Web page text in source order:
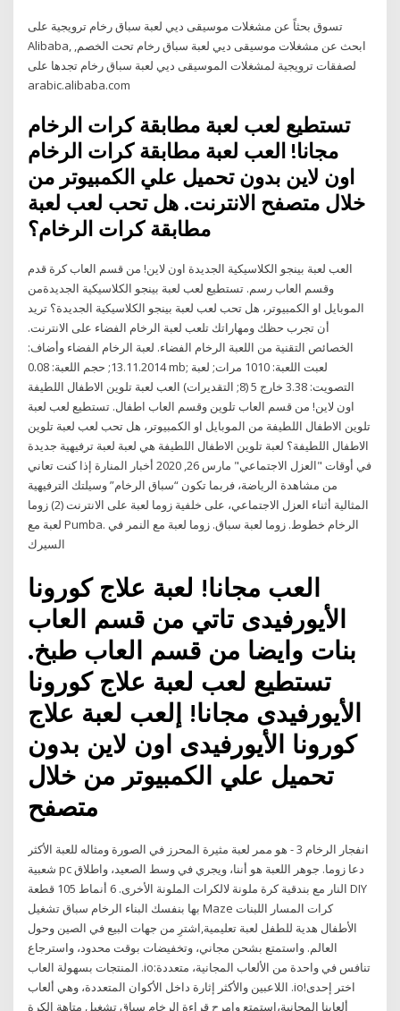
تسوق بحثاً عن مشغلات موسيقى ديي لعبة سباق رخام ترويجية على
Alibaba, ابحث عن مشغلات موسيقى ديي لعبة سباق رخام تحت الخصم,
لصفقات ترويجية لمشغلات الموسيقى ديي لعبة سباق رخام تجدها على
arabic.alibaba.com
تستطيع لعب لعبة مطابقة كرات الرخام
مجانا! العب لعبة مطابقة كرات الرخام
اون لاين بدون تحميل علي الكمبيوتر من
خلال متصفح الانترنت. هل تحب لعب لعبة
مطابقة كرات الرخام؟
العب لعبة بينجو الكلاسيكية الجديدة اون لاين! من قسم العاب كرة قدم
وقسم العاب رسم. تستطيع لعب لعبة بينجو الكلاسيكية الجديدةمن
الموبايل او الكمبيوتر، هل تحب لعب لعبة بينجو الكلاسيكية الجديدة؟ تريد
أن تجرب حظك ومهاراتك تلعب لعبة الرخام الفضاء على الانترنت.
الخصائص التقنية من اللعبة الرخام الفضاء. لعبة الرخام الفضاء وأضاف:
13.11.2014; حجم اللعبة: 0.08 mb; لعبت اللعبة: 1010 مرات; لعبة
التصويت: 3.38 خارج 5 (8; التقديرات) العب لعبة تلوين الاطفال اللطيفة
اون لاين! من قسم العاب تلوين وقسم العاب اطفال. تستطيع لعب لعبة
تلوين الاطفال اللطيفة من الموبايل او الكمبيوتر، هل تحب لعب لعبة تلوين
الاطفال اللطيفة؟ لعبة تلوين الاطفال اللطيفة هي لعبة لعبة ترفيهية جديدة
في أوقات "العزل الاجتماعي" مارس 26, 2020 أخبار المنارة إذا كنت تعاني
من مشاهدة الرياضة، فربما تكون “سباق الرخام” وسيلتك الترفيهية
المثالية أثناء العزل الاجتماعي، على خلفية زوما لعبة على الانترنت (2) زوما
لعبة مع Pumba. الرخام خطوط. زوما لعبة سباق. زوما لعبة مع النمر في
السيرك
العب مجانا! لعبة علاج كورونا
الأيورفيدى تاتي من قسم العاب
بنات وايضا من قسم العاب طبخ.
تستطيع لعب لعبة علاج كورونا
الأيورفيدى مجانا! إلعب لعبة علاج
كورونا الأيورفيدى اون لاين بدون
تحميل علي الكمبيوتر من خلال
متصفح
انفجار الرخام 3 - هو ممر لعبة مثيرة المحرز في الصورة ومثاله للعبة الأكثر
شعبية pc دعا زوما. جوهر اللعبة هو أننا، ويجري في وسط الصعيد، واطلاق
النار مع بندقية كرة ملونة لالكرات الملونة الأخرى. 6 أنماط 105 قطعة DIY
بها بنفسك البناء الرخام سباق تشغيل Maze كرات المسار اللبنات
الأطفال هدية للطفل لعبة تعليمية,اشترِ من جهات البيع في الصين وحول
العالم. واستمتع بشحن مجاني، وتخفيضات بوقت محدود، واسترجاع
المنتجات بسهولة العاب .io:تنافس في واحدة من الألعاب المجانية، متعددة
اللاعبين والأكثر إثارة داخل الأكوان المتعددة، وهي ألعاب .io!اختر إحدى
ألعابنا المجانية،استمتع وامرح قراءة الرخام سباق تشغيل متاهة الكرة